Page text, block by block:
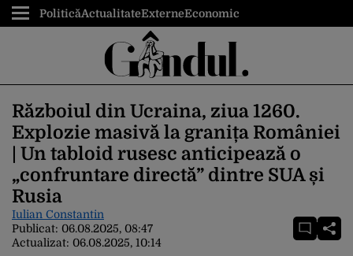
PoliticăActualitateExterneEconomic
Războiul din Ucraina, ziua 1260.
Explozie masivă la granița României
| Un tabloid rusesc anticipează o
„confruntare directă” dintre SUA și
Rusia
Iulian Constantin
Publicat: 06.08.2025, 08:47
Actualizat: 06.08.2025, 10:14